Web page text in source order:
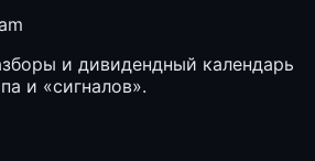
и дивидендный календарь
и «сигналов».